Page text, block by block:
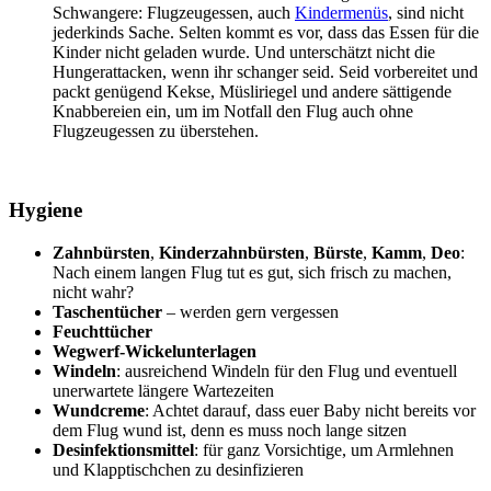
Schwangere: Flugzeugessen, auch Kindermenüs, sind nicht
jederkinds Sache. Selten kommt es vor, dass das Essen für die
Kinder nicht geladen wurde. Und unterschätzt nicht die
Hungerattacken, wenn ihr schanger seid. Seid vorbereitet und
packt genügend Kekse, Müsliriegel und andere sättigende
Knabbereien ein, um im Notfall den Flug auch ohne
Flugzeugessen zu überstehen.
Hygiene
Zahnbürsten, Kinderzahnbürsten, Bürste, Kamm, Deo:
Nach einem langen Flug tut es gut, sich frisch zu machen,
nicht wahr?
Taschentücher – werden gern vergessen
Feuchttücher
Wegwerf-Wickelunterlagen
Windeln: ausreichend Windeln für den Flug und eventuell
unerwartete längere Wartezeiten
Wundcreme: Achtet darauf, dass euer Baby nicht bereits vor
dem Flug wund ist, denn es muss noch lange sitzen
Desinfektionsmittel: für ganz Vorsichtige, um Armlehnen
und Klapptischchen zu desinfizieren